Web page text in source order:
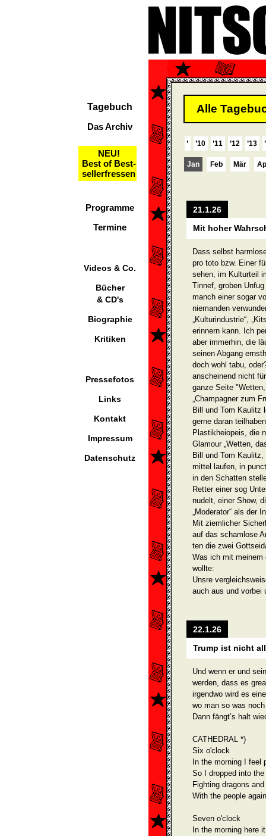
Tagebuch
Das Archiv
NEU!
Best of Best-
sellerfressen
Programme
Termine
Videos & Co.
Bücher
& CD's
Biographie
Kritiken
Pressefotos
Links
Kontakt
Impressum
Datenschutz
Alle
’ ’10 ’11 ’12 ’13
Jan Feb Mär
21.1.26
Mit hoher
Dass selbst
pro toto bzw. Einer
sehen, im Kulturteil
Tinnef, groben
manch einer sogar
niemanden
„Kulturindustrie“,
erinnern kann. Ich
aber immerhin, die
seinen Abgang
doch wohl tabu,
anschei­nend nicht
ganze Seite
„Champagner zum
Bill und Tom Kaulitz
gerne daran
Plastikheiopeis, die
Glamour „Wetten,
Bill und Tom
mittel laufen, in
in den Schatten
Retter einer sog
nud­elt, einer Show,
„Moderat­or“ als der
Mit ziemlicher
auf das schamlose
ten die zwei
Was ich mit meinem
wollte:
Unsre
auch aus und vorbei
22.1.26
Trump ist nicht
Und wenn er und
wer­den, dass es
irgendwo wird es
wo man so was
Dann fängt’s halt
CATHEDRAL *)
Six o'clock
In the morning I feel
So I dropped into
Fighting dragons
With the people
Seven o'clock
In the morning here